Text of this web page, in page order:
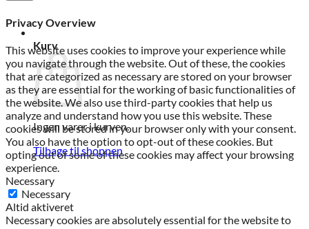
Kurv
Ingen varer i kurven.
Tilbage til shoppen
Privacy Overview
This website uses cookies to improve your experience while
you navigate through the website. Out of these, the cookies
that are categorized as necessary are stored on your browser
as they are essential for the working of basic functionalities of
the website. We also use third-party cookies that help us
analyze and understand how you use this website. These
cookies will be stored in your browser only with your consent.
You also have the option to opt-out of these cookies. But
opting out of some of these cookies may affect your browsing
experience.
Necessary
Necessary
Altid aktiveret
Necessary cookies are absolutely essential for the website to